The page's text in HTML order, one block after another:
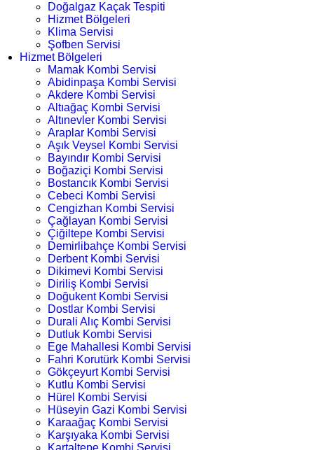
Doğalgaz Kaçak Tespiti
Hizmet Bölgeleri
Klima Servisi
Şofben Servisi
Hizmet Bölgeleri
Mamak Kombi Servisi
Abidinpaşa Kombi Servisi
Akdere Kombi Servisi
Altıağaç Kombi Servisi
Altınevler Kombi Servisi
Araplar Kombi Servisi
Aşık Veysel Kombi Servisi
Bayındır Kombi Servisi
Boğaziçi Kombi Servisi
Bostancık Kombi Servisi
Cebeci Kombi Servisi
Cengizhan Kombi Servisi
Çağlayan Kombi Servisi
Çiğiltepe Kombi Servisi
Demirlibahçe Kombi Servisi
Derbent Kombi Servisi
Dikimevi Kombi Servisi
Diriliş Kombi Servisi
Doğukent Kombi Servisi
Dostlar Kombi Servisi
Durali Alıç Kombi Servisi
Dutluk Kombi Servisi
Ege Mahallesi Kombi Servisi
Fahri Korutürk Kombi Servisi
Gökçeyurt Kombi Servisi
Kutlu Kombi Servisi
Hürel Kombi Servisi
Hüseyin Gazi Kombi Servisi
Karaağaç Kombi Servisi
Karşıyaka Kombi Servisi
Kartaltepe Kombi Servisi